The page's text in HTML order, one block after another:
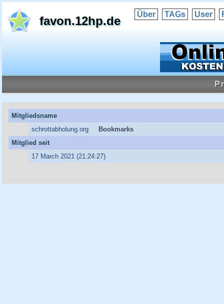
favon.12hp.de Über TAGs User
Mitgliedsname
schrottabholung.org
Bookmarks
Mitglied seit
17 March 2021 (21:24:27)